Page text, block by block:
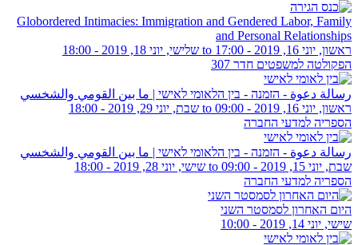
Globordered Intimacies: Immigration and Gendered Labor, Family
and Personal Relationships
ראשון, יוני 16, 2019 - 17:00
שלישי, יוני 18, 2019 - 18:00
הפקולטה למשפטים חדר 307
رسالة دعوة - הזמנה - בין הלאומי לאישי | ما بين القومي والشخسي
ראשון, יוני 16, 2019 - 09:00
שבת, יוני 29, 2019 - 18:00
הספריה למדעי החברה
رسالة دعوة - הזמנה - בין הלאומי לאישי | ما بين القومي والشخسي
שבת, יוני 15, 2019 - 09:00
שישי, יוני 28, 2019 - 18:00
הספריה למדעי החברה
היום האחרון לסמסטר השני
שישי, יוני 14, 2019 - 10:00